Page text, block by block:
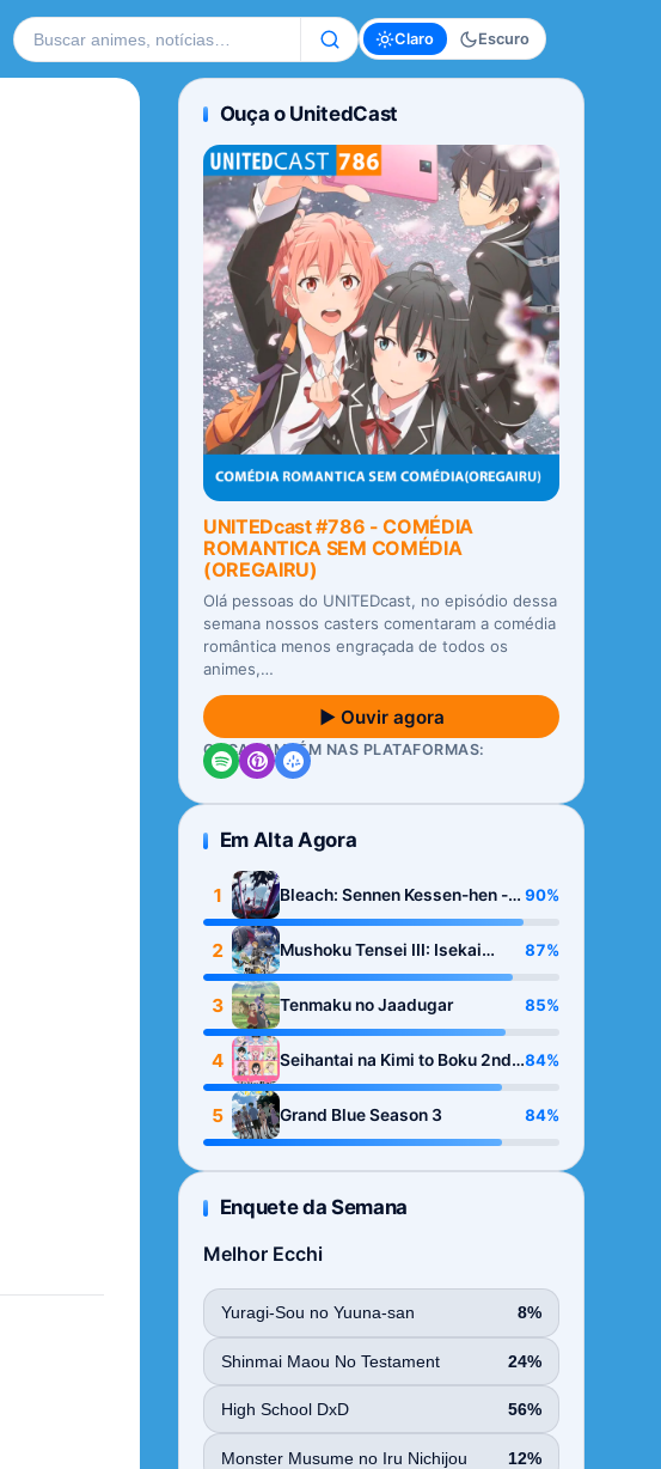
Buscar no site Claro Escuro
Ouça o UnitedCast
UNITEDcast #786 - COMÉDIA
ROMANTICA SEM COMÉDIA
(OREGAIRU)
Olá pessoas do UNITEDcast, no episódio dessa
semana nossos casters comentaram a comédia
romântica menos engraçada de todos os
animes,…
▶ Ouvir agora
OUÇA TAMBÉM NAS PLATAFORMAS:
Em Alta Agora
1
Bleach: Sennen Kessen-hen -
Kashin-tan
90%
2
Mushoku Tensei III: Isekai
Ittara Honki Dasu
87%
3 Tenmaku no Jaadugar 85%
4
Seihantai na Kimi to Boku 2nd
Season
84%
5 Grand Blue Season 3 84%
Enquete da Semana
Melhor Ecchi
Yuragi-Sou no Yuuna-san 8%
Shinmai Maou No Testament 24%
High School DxD 56%
Monster Musume no Iru Nichijou 12%